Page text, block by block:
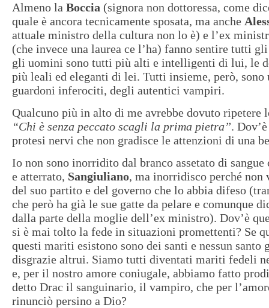
Almeno la Boccia (signora non dottoressa, come
quale è ancora tecnicamente sposata, ma anche
attuale ministro della cultura non lo è) e l’ex
(che invece una laurea ce l’ha) fanno sentire tutti
gli uomini sono tutti più alti e intelligenti di lui, le
più leali ed eleganti di lei. Tutti insieme, però, sono
guardoni inferociti, degli autentici vampiri.
Qualcuno più in alto di me avrebbe dovuto ripetere
“Chi è senza peccato scagli la prima pietra”.
protesi nervi che non gradisce le attenzioni di una
Io non sono inorridito dal branco assetato di sangue
e atterrato, Sangiuliano, ma inorridisco perché non
del suo partito e del governo che lo abbia difeso
che però ha già le sue gatte da pelare e comunque
dalla parte della moglie dell’ex ministro). Dov’è
si è mai tolto la fede in situazioni promettenti? Se
questi mariti esistono sono dei santi e nessun santo
disgrazie altrui. Siamo tutti diventati mariti fedeli
e, per il nostro amore coniugale, abbiamo fatto
detto Drac il sanguinario, il vampiro, che per
rinunciò persino a Dio?